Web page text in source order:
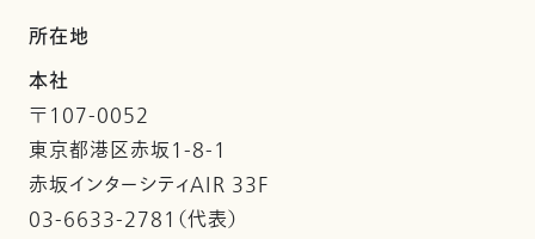
所在地
本社
〒107-0052
東京都港区赤坂1-8-1
赤坂インターシティAIR 33F
03-6633-2781（代表）